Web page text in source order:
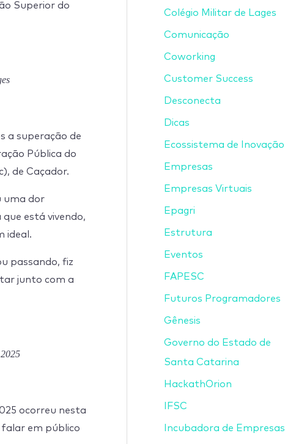
Superior do
a superação de
Pública do
de Caçador.
uma dor
está vivendo,
ideal.
passando, fiz
junto com a
ocorreu nesta
em público
Colégio Militar de Lages
Comunicação
Coworking
Customer Success
Desconecta
Dicas
Ecossistema de Inovação
Empresas
Empresas Virtuais
Epagri
Estrutura
Eventos
FAPESC
Futuros Programadores
Gênesis
Governo do Estado de
Santa Catarina
HackathOrion
IFSC
Incubadora de Empresas